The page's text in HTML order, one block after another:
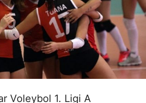
Voleybol 1. Ligi A